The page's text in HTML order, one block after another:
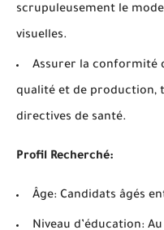
scrupuleusement le
visuelles.
Assurer la conformité
qualité et de production,
directives de santé.
Profil Recherché:
Âge: Candidats âgés
Niveau d’éducation: